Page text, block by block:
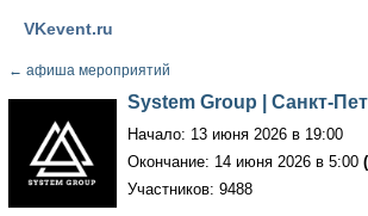
VKevent.ru
← афиша мероприятий
System Group | Санкт-
Начало: 13 июня 2026 в 19:00
Окончание: 14 июня 2026 в 5:00
Участников: 9488